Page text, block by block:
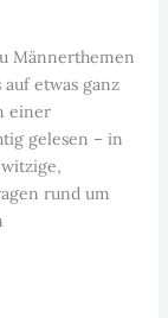
Männerthemen
etwas ganz
einer
gelesen – in
rund um